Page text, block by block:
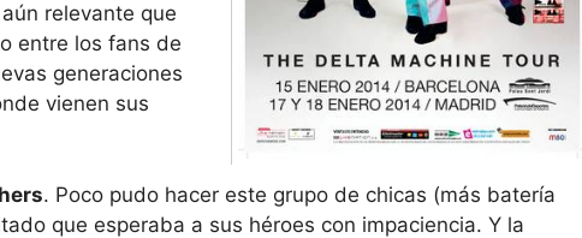
relevante que
entre los fans de
generaciones
vienen sus
. Poco pudo hacer este grupo de chicas (más batería
que esperaba a sus héroes con impaciencia. Y la